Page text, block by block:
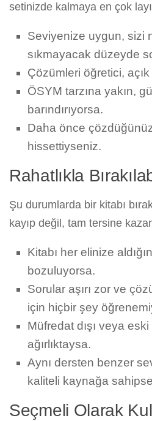
setinizde kalmaya en çok
Seviyenize uygun, sizi
sıkmayacak düzeyde
Çözümleri öğretici, açık
ÖSYM tarzına yakın,
barındırıyorsa.
Daha önce
hissettiyseniz.
Rahatlıkla
Şu durumlarda bir kitabı
kayıp değil, tam tersine
Kitabı her elinize
bozuluyorsa.
Sorular aşırı zor ve
için hiçbir şey
Müfredat dışı veya
ağırlıktaysa.
Aynı dersten benzer
kaliteli kaynağa
Seçmeli Olarak